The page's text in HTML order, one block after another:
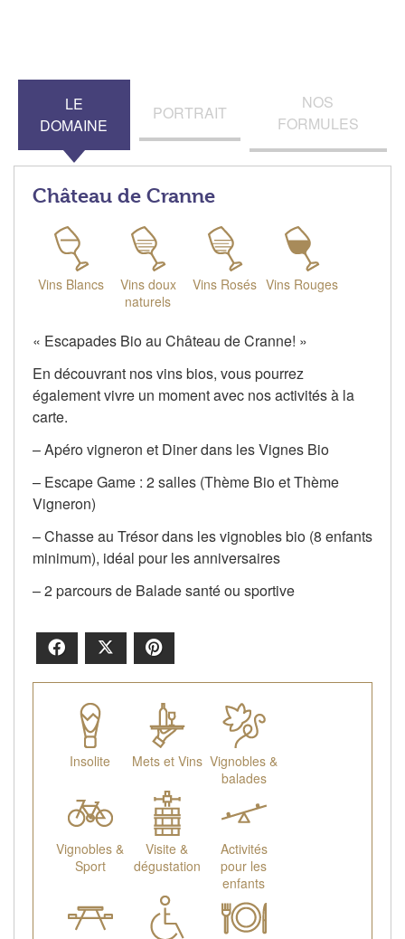
LE
DOMAINE
PORTRAIT
NOS
FORMULES
Château de Cranne
Vins Blancs
Vins doux
naturels
Vins Rosés Vins Rouges
« Escapades Bio au Château de Cranne! »
En découvrant nos vins bios, vous pourrez
également vivre un moment avec nos activités à la
carte.
– Apéro vigneron et Diner dans les Vignes Bio
– Escape Game : 2 salles (Thème Bio et Thème
Vigneron)
– Chasse au Trésor dans les vignobles bio (8 enfants
minimum), idéal pour les anniversaires
– 2 parcours de Balade santé ou sportive
Facebook
Insolite Mets et Vins Vignobles &
balades
Vignobles &
Sport
Visite &
dégustation
Activités
pour les
enfants